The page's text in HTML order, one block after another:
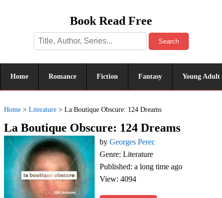
Book Read Free
Search
Home Romance Fiction Fantasy Young Adult
Home > Literature > La Boutique Obscure: 124 Dreams
La Boutique Obscure: 124 Dreams
by Georges Perec
Genre: Literature
Published: a long time ago
View: 4094